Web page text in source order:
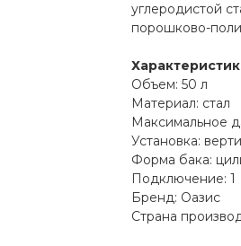
углеродистой
порошково-
Объем: 50 л
Материал: стал
Максимальное
Установка:
Форма бака:
Подключение: 1
Бренд: Оазис
Страна